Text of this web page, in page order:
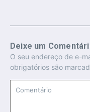
Deixe um
O seu endereço de e-
obrigatórios são